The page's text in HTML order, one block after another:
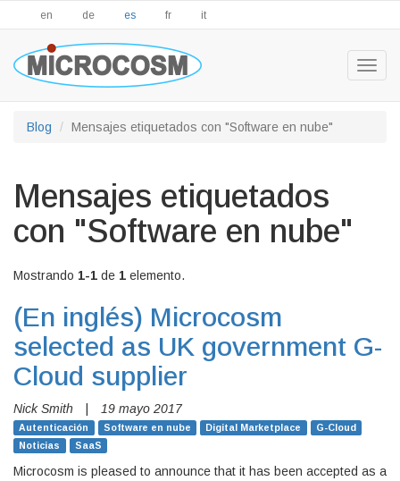
en de es fr it
Blog Mensajes etiquetados con "Software en nube"
Mensajes etiquetados
con "Software en nube"
Mostrando 1-1 de 1 elemento.
(En inglés) Microcosm
selected as UK government G-
Cloud supplier
Nick Smith 19 mayo 2017
Autenticación Software en nube Digital Marketplace
G-Cloud
Noticias
SaaS
Microcosm is pleased to announce that it has been accepted as a